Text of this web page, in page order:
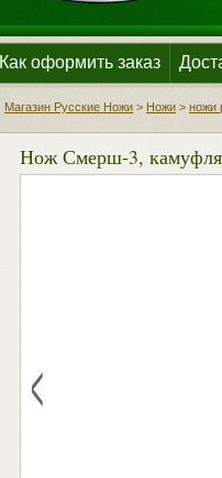
Как оформить заказ
Магазин Русские Ножи > Ножи > ножи
Нож Смерш-3,
<